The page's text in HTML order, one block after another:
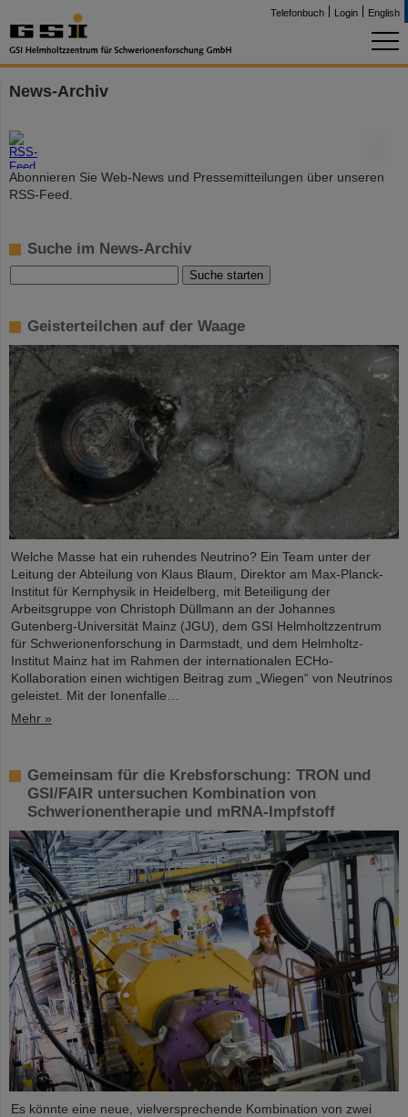
Telefonbuch Login English
News-Archiv
Abonnieren Sie Web-News und Pressemitteilungen über unseren
RSS-Feed.
Suche im News-Archiv
Geisterteilchen auf der Waage
Welche Masse hat ein ruhendes Neutrino? Ein Team unter der
Leitung der Abteilung von Klaus Blaum, Direktor am Max-Planck-
Institut für Kernphysik in Heidelberg, mit Beteiligung der
Arbeitsgruppe von Christoph Düllmann an der Johannes
Gutenberg-Universität Mainz (JGU), dem GSI Helmholtzzentrum
für Schwerionenforschung in Darmstadt, und dem Helmholtz-
Institut Mainz hat im Rahmen der internationalen ECHo-
Kollaboration einen wichtigen Beitrag zum „Wiegen“ von Neutrinos
geleistet. Mit der Ionenfalle…
Mehr »
Gemeinsam für die Krebsforschung: TRON und
GSI/FAIR untersuchen Kombination von
Schwerionentherapie und mRNA-Impfstoff
Es könnte eine neue, vielversprechende Kombination von zwei